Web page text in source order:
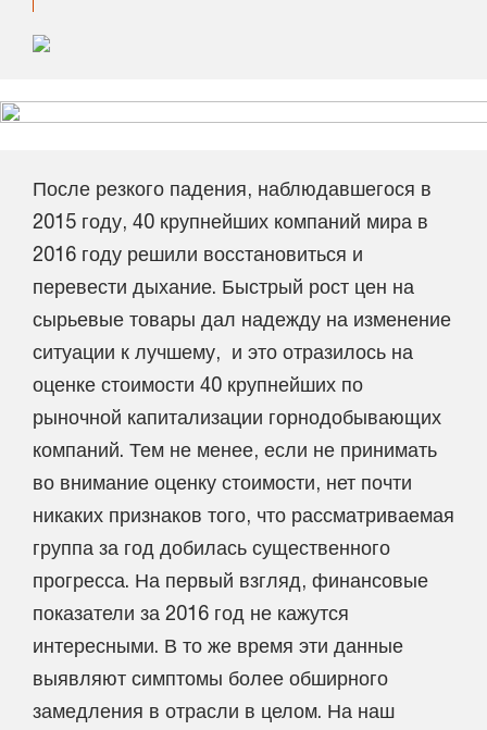
После резкого падения, наблюдавшегося в
2015 году, 40 крупнейших компаний мира в
2016 году решили восстановиться и
перевести дыхание. Быстрый рост цен на
сырьевые товары дал надежду на изменение
ситуации к лучшему, и это отразилось на
оценке стоимости 40 крупнейших по
рыночной капитализации горнодобывающих
компаний. Тем не менее, если не принимать
во внимание оценку стоимости, нет почти
никаких признаков того, что рассматриваемая
группа за год добилась существенного
прогресса. На первый взгляд, финансовые
показатели за 2016 год не кажутся
интересными. В то же время эти данные
выявляют симптомы более обширного
замедления в отрасли в целом. На наш